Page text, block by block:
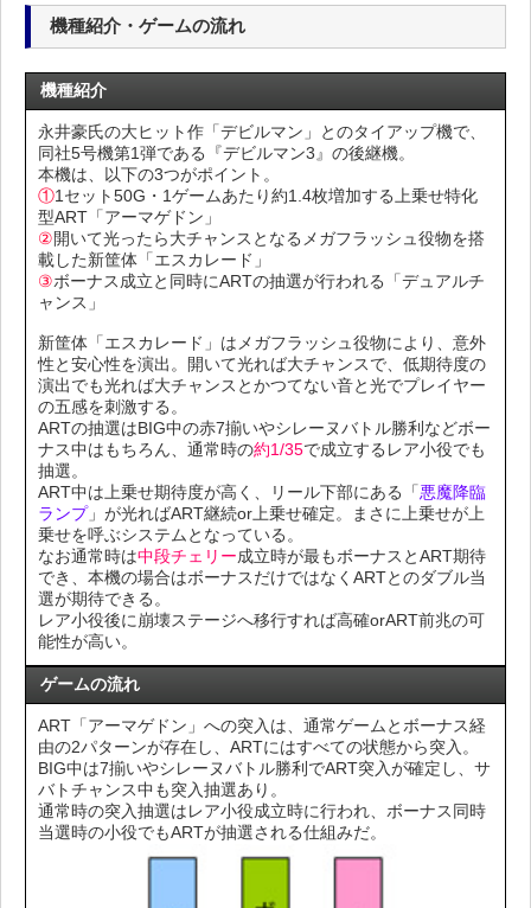
機種紹介・ゲームの流れ
機種紹介
永井豪氏の大ヒット作「デビルマン」とのタイアップ機で、
同社5号機第1弾である『デビルマン3』の後継機。
本機は、以下の3つがポイント。
①1セット50G・1ゲームあたり約1.4枚増加する上乗せ特化
型ART「アーマゲドン」
②開いて光ったら大チャンスとなるメガフラッシュ役物を搭
載した新筐体「エスカレード」
③ボーナス成立と同時にARTの抽選が行われる「デュアルチ
ャンス」
新筐体「エスカレード」はメガフラッシュ役物により、意外
性と安心性を演出。開いて光れば大チャンスで、低期待度の
演出でも光れば大チャンスとかつてない音と光でプレイヤー
の五感を刺激する。
ARTの抽選はBIG中の赤7揃いやシレーヌバトル勝利などボー
ナス中はもちろん、通常時の約1/35で成立するレア小役でも
抽選。
ART中は上乗せ期待度が高く、リール下部にある「悪魔降臨
ランプ」が光ればART継続or上乗せ確定。まさに上乗せが上
乗せを呼ぶシステムとなっている。
なお通常時は中段チェリー成立時が最もボーナスとART期待
でき、本機の場合はボーナスだけではなくARTとのダブル当
選が期待できる。
レア小役後に崩壊ステージへ移行すれば高確orART前兆の可
能性が高い。
ゲームの流れ
ART「アーマゲドン」への突入は、通常ゲームとボーナス経
由の2パターンが存在し、ARTにはすべての状態から突入。
BIG中は7揃いやシレーヌバトル勝利でART突入が確定し、サ
バトチャンス中も突入抽選あり。
通常時の突入抽選はレア小役成立時に行われ、ボーナス同時
当選時の小役でもARTが抽選される仕組みだ。